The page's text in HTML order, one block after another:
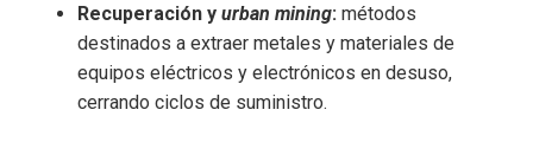
Recuperación y urban mining: métodos
destinados a extraer metales y materiales de
equipos eléctricos y electrónicos en desuso,
cerrando ciclos de suministro.